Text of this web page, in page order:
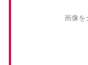
画像を